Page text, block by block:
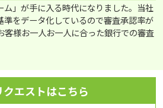
」が手に入る時代になりました。当社
準をデータ化しているので審査承認率が
客様お一人お一人に合った銀行での審査
エストはこちら